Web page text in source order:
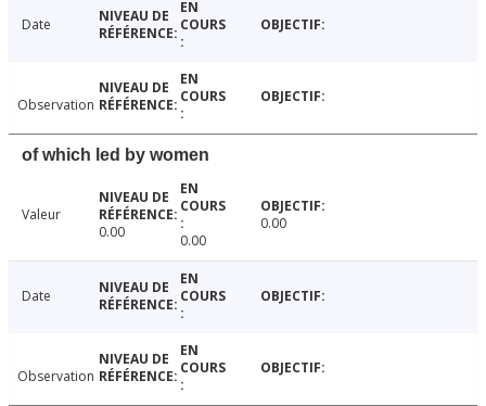
Date
Observation
of which led by women
Valeur
0.00
0.00
0.00
Date
Observation